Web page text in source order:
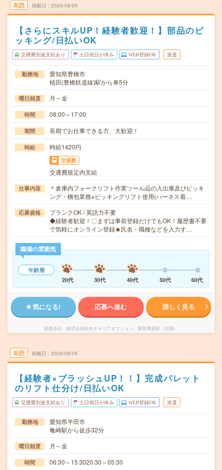
未読 掲載日 2026/08/05
【さらにスキルUP！経験者歓迎！】部品のピ
ッキング/日払いOK
交通費別途支給あり 土日祝日が休み WEB登録OK 派遣
勤務地
愛知県豊橋市
植田(豊橋鉄道線)駅から車5分
曜日頻度 月～金
時間 08:00～17:00
期間 長期でお仕事できる方、大歓迎！
時給 時給1420円
交通費
交通費規定内支給
仕事内容
＊倉庫内フォークリフト作業ツール品の入出庫及びピッキ
ング・梱包業務※ピッキングリフト使用(ハーネス着…
応募資格
ブランクOK / 英語力不要
◆経験者歓迎！〇まずは事前登録だけでもOK！履歴書不要
で気軽にオンライン登録★氏名・職種などを入力す…
職場の雰囲気
年齢層
20代
30代 40代 50代 60代
気になる! 応募へ進む 詳しく見る
派遣会社 株式会社綜合キャリアオプション 製造事業部（全国）
未読 掲載日 2026/08/05
【経験者×ブラッシュUP！！】完成パレット
のリフト仕分け/日払いOK
交通費別途支給あり 土日祝日が休み WEB登録OK 派遣
勤務地
愛知県半田市
亀崎駅から徒歩32分
曜日頻度 月～金
時間 06:30～15:3020:30～05:30